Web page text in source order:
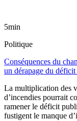
5min
Politique
Conséquences du
un dérapage du
La multiplication des
d’incendies pourrait
ramener le déficit
fustigent le manque